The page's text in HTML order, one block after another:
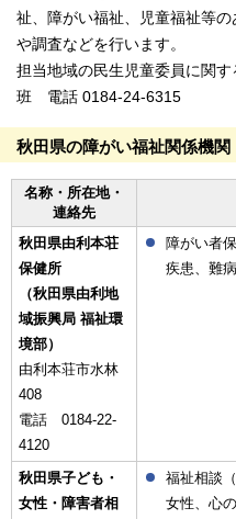
祉、障がい福祉、児童福祉等
や調査などを行います。
担当地域の民生児童委員に関
班 電話 0184-24-6315
秋田県の障がい福祉関係機関
名称・所在地・
連絡先
秋田県由利本荘
保健所
（秋田県由利地
域振興局 福祉環
境部）
由利本荘市水林
408
電話 0184-22-
4120
障がい者
疾患、難
秋田県子ども・
女性・障害者相
福祉相談
女性、心